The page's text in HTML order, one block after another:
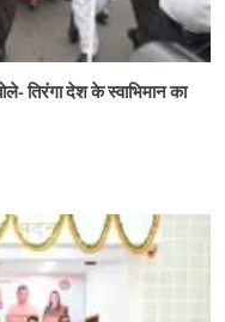
तिरंगा देश के स्वाभिमान का